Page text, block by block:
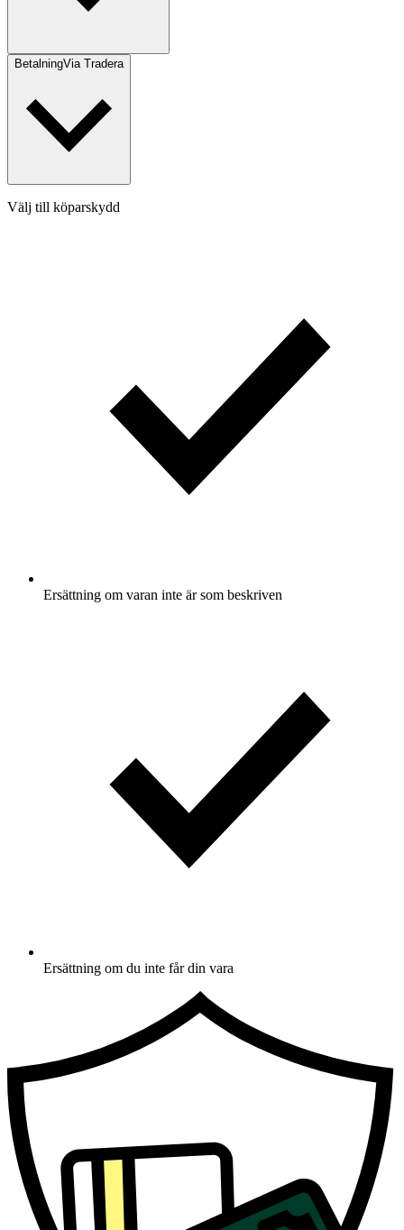
BetalningVia Tradera
Välj till köparskydd
Ersättning om varan inte är som beskriven
Ersättning om du inte får din vara